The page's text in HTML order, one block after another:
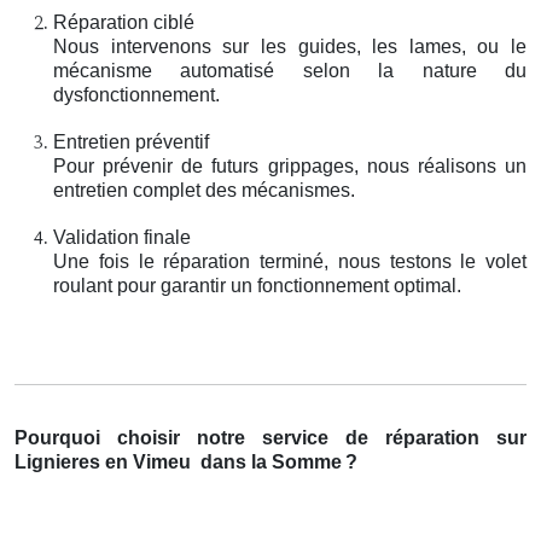
Réparation ciblé
Nous intervenons sur les guides, les lames, ou le
mécanisme automatisé selon la nature du
dysfonctionnement.
Entretien préventif
Pour prévenir de futurs grippages, nous réalisons un
entretien complet des mécanismes.
Validation finale
Une fois le réparation terminé, nous testons le volet
roulant pour garantir un fonctionnement optimal.
Pourquoi choisir notre service de réparation sur
Lignieres en Vimeu dans la Somme ?